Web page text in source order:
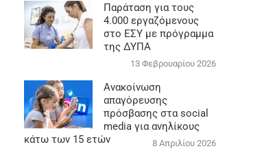
Παράταση για τους
4.000 εργαζόμενους
στο ΕΣΥ με πρόγραμμα
της ΔΥΠΑ
13 Φεβρουαρίου 2026
Ανακοίνωση
απαγόρευσης
πρόσβασης στα social
media για ανηλίκους
κάτω των 15 ετών
8 Απριλίου 2026